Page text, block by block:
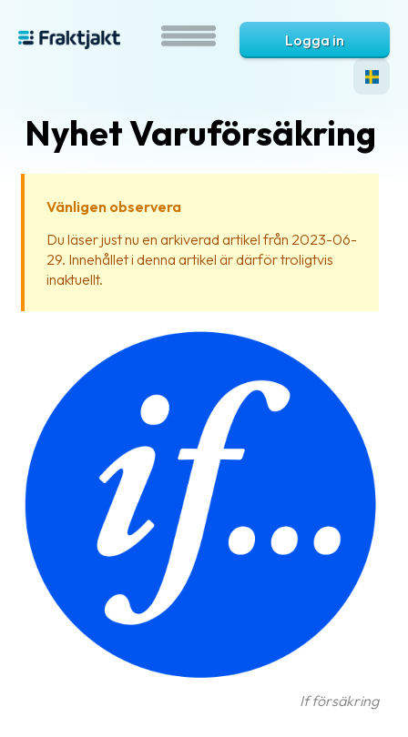
Vad
Vanliga
Ordlista
Paketering
Skrivarinställningar
Tulldeklarationer
Logga in
Nyhet Varuförsäkring
Vänligen observera
Du läser just nu en arkiverad artikel från 2023-06-
29. Innehållet i denna artikel är därför troligtvis
inaktuellt.
If försäkring